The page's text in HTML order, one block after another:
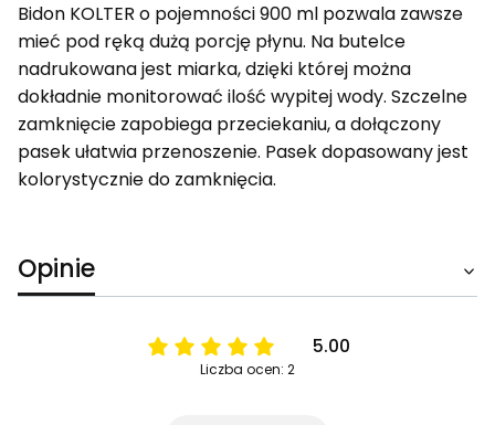
Bidon KOLTER o pojemności 900 ml pozwala zawsze
mieć pod ręką dużą porcję płynu. Na butelce
nadrukowana jest miarka, dzięki której można
dokładnie monitorować ilość wypitej wody. Szczelne
zamknięcie zapobiega przeciekaniu, a dołączony
pasek ułatwia przenoszenie. Pasek dopasowany jest
kolorystycznie do zamknięcia.
Opinie
5.00
Liczba ocen: 2